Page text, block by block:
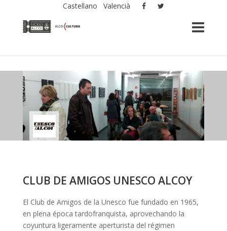
Castellano Valencià
CLUB DE AMIGOS UNESCO ALCOY
El Club de Amigos de la Unesco fue fundado en 1965,
en plena época tardofranquista, aprovechando la
coyuntura ligeramente aperturista del régimen